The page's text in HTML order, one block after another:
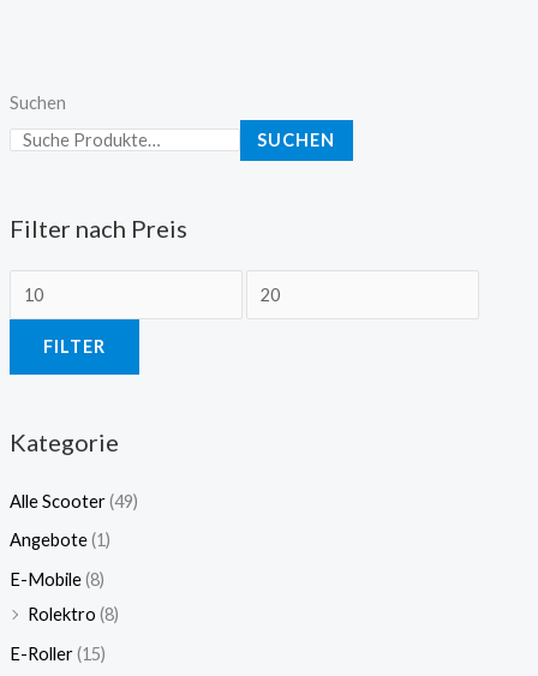
Suchen
SUCHEN
Filter nach Preis
FILTER
Kategorie
Alle Scooter(49)
Angebote(1)
E-Mobile(8)
Rolektro (8)
E-Roller(15)